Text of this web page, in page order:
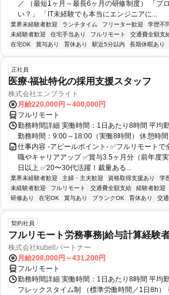
／ （最短1ヶ月～最長6ヶ月の研修制度） 「プ
い？」 「IT未経験でも本当にエンジニアに...
業界未経験者歓迎 ランチタイム フリーター歓迎 学歴不
未経験者歓迎
住宅手当あり フルリモート 交通費全額支
在宅OK
賞与あり 育休あり 駅近5分以内 長期休暇あり
正社員
医療‧福祉特化の採用支援スタッフ
株式会社エンブライト
月給220,000円～400,000円
フルリモート
勤務時間詳細 実働時間：1日あたり8時間 平均
勤務時間：9:00～18:00（実働8時間） 休憩時
仕事内容 -アピールポイント- ✅フルリモート
職やキャリアアップ ✅賞与3.5ヶ月分（前年度
日以上 ✅20〜30代活躍！裁量ある...
業界未経験者歓迎 主婦・主夫歓迎 資格取得支援あり 学
未経験者歓迎
フルリモート 交通費全額支給 経験者歓迎
研修あり
在宅OK 賞与あり ブランクOK 育休あり 交
契約社員
フルリモート労務事務|給与計算経験
株式会社kubellパートナー
月給208,000円～431,200円
フルリモート
勤務時間詳細 実働時間：1日あたり8時間 平均
フレックスタイム制 （標準労働時間／1日8h